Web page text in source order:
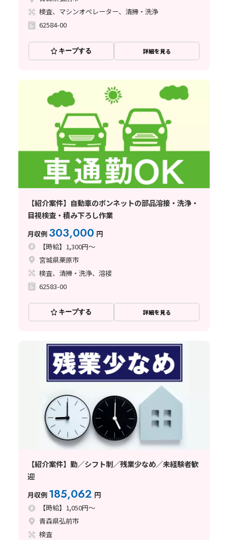
検査、マシンオペレーター、清掃・洗浄
62584-00
キープする 詳細を見る
【紹介案件】自動車のボンネットの部品溶接・洗浄・
目視検査・積み下ろし作業
月収例 303,000 円
【時給】1,300円～
宮城県栗原市
検査、清掃・洗浄、溶接
62583-00
キープする 詳細を見る
【紹介案件】勤／シフト制／残業少なめ／未経験者歓
迎
月収例 185,062 円
【時給】1,050円～
青森県弘前市
検査